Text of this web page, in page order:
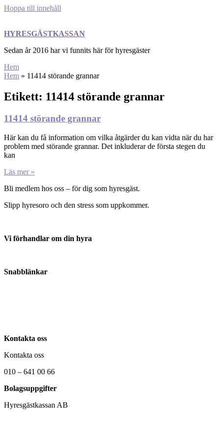
Hoppa till innehåll
HYRESGÄSTKASSAN
Sedan år 2016 har vi funnits här för hyresgäster
Hem
Hem » 11414 störande grannar
Etikett: 11414 störande grannar
11414 störande grannar
Här kan du få information om vilka åtgärder du kan vidta när du har
problem med störande grannar. Det inkluderar de första stegen du
kan
Läs mer »
Bli medlem hos oss – för dig som hyresgäst.
Slipp hyresoro och den stress som uppkommer.
Vi förhandlar om din hyra
Snabblänkar
Kontakta oss
Kontakta oss
010 – 641 00 66
Bolagsuppgifter
Hyresgästkassan AB